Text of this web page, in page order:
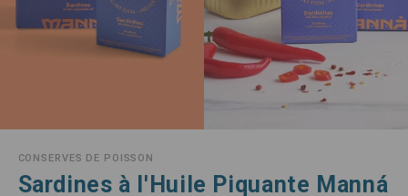
CONSERVES DE POISSON
Sardines à l'Huile Piquante Manná